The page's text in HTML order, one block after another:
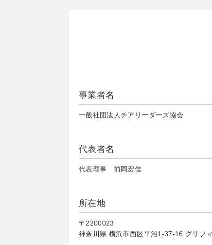
事業者名
一般社団法人チアリーダーズ協会
代表者名
代表理事 前岡宏佳
所在地
〒2200023
神奈川県 横浜市西区平沼1-37-16 グリフ